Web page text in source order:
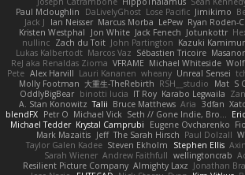
Paul Mcloughlin
DaLivelyGhost Lose Pacific Jimikimo
Jack J
Ian Neisser Marcus Morba LePew Ryan Roden-
Kristen Westphal
Jon White Jack Fenech Jotunkottr
nullinc Zach du Toit John Partington Kazuki
Lukas Kalbertodt Marcos Vaz Sébastien Tricoire
ReJ aka Renaldas Zioma VFRAME Michael Whiteside
Pete Alex Harvill Lauri Kananen wheany Unreal Sensei
Molly Footman 大重生-TheRebirth RSH__studio Mat S
OddlyBigBear binotti lucia IT Roy Karabo Legwaila
A. Stan Konowitz Talii Bruce Matthews Aria 3dfan
blendFX Petr O Michael Vick Seth // Gone Indie, Bro...
Michael Tedder Krystal Camprubi Eugene Ovcharenko
Mark Mazaitis Jeff The Sarah Hirsch Paul Dolzall
Taylor Galen Kadee Steven Ekholm Stephen Ellis
Sarah Wiener Andrew Faithfull wellingtoncrab
Resilient Picture Company Almighty Laxz Jonathan